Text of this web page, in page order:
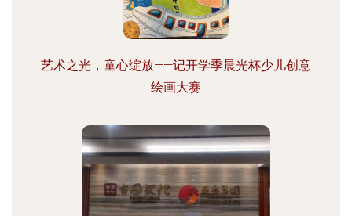
艺术之光，童心绽放——记开学季晨光杯少儿创意
绘画大赛